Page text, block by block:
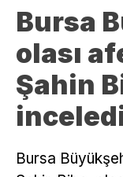
Bursa
olası
Şahin
Bursa